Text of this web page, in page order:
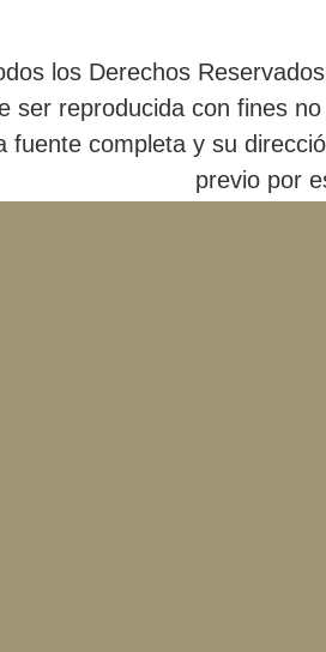
los Derechos
ser reproducida con fines
fuente completa y su
previo por